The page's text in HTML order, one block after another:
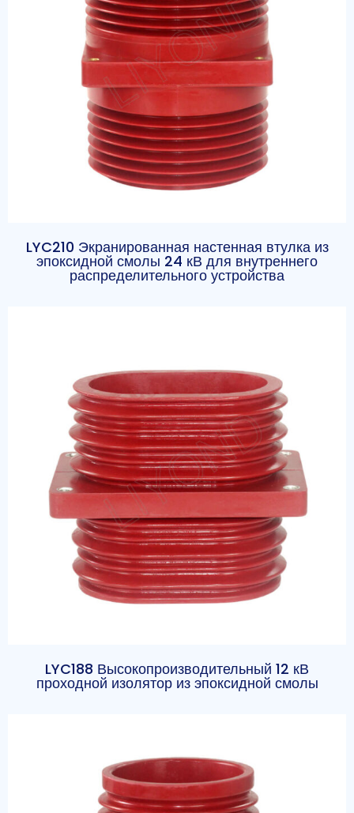
LYC210 Экранированная настенная втулка из
эпоксидной смолы 24 кВ для внутреннего
распределительного устройства
LYC188 Высокопроизводительный 12 кВ
проходной изолятор из эпоксидной смолы